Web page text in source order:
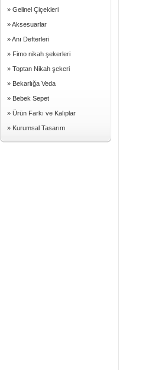
» Gelinel Çiçekleri
» Aksesuarlar
» Anı Defterleri
» Fimo nikah şekerleri
» Toptan Nikah şekeri
» Bekarlığa Veda
» Bebek Sepet
» Ürün Farkı ve Kalıplar
» Kurumsal Tasarım